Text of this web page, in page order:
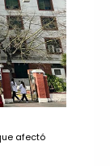
afectó